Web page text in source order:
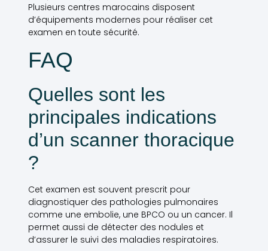
Plusieurs centres marocains disposent
d’équipements modernes pour réaliser cet
examen en toute sécurité.
FAQ
Quelles sont les
principales indications
d’un scanner thoracique
?
Cet examen est souvent prescrit pour
diagnostiquer des pathologies pulmonaires
comme une embolie, une BPCO ou un cancer. Il
permet aussi de détecter des nodules et
d’assurer le suivi des maladies respiratoires.